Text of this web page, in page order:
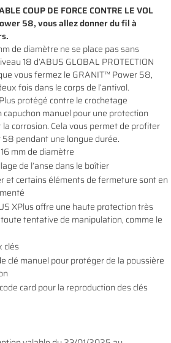
Voir notre sélection
VALIDER VOTRE PANIER
contre
à recevoir nos propositions commerciales à
Vous pouvez vous désinscrire à tout moment en
.
COUP DE FORCE CONTRE LE VOL
58, vous allez donner du fil à
de diamètre ne se place pas sans
18 d’ABUS GLOBAL PROTECTION
vous fermez le GRANIT™ Power 58,
fois dans le corps de l’antivol.
protégé contre le crochetage
manuel pour une protection
corrosion. Cela vous permet de profiter
pendant une longue durée.
mm de diamètre
de l’anse dans le boîtier
et certains éléments de fermeture sont en
XPlus offre une haute protection très
tentative de manipulation, comme le
clés
clé manuel pour protéger de la poussière
card pour la reproduction des clés